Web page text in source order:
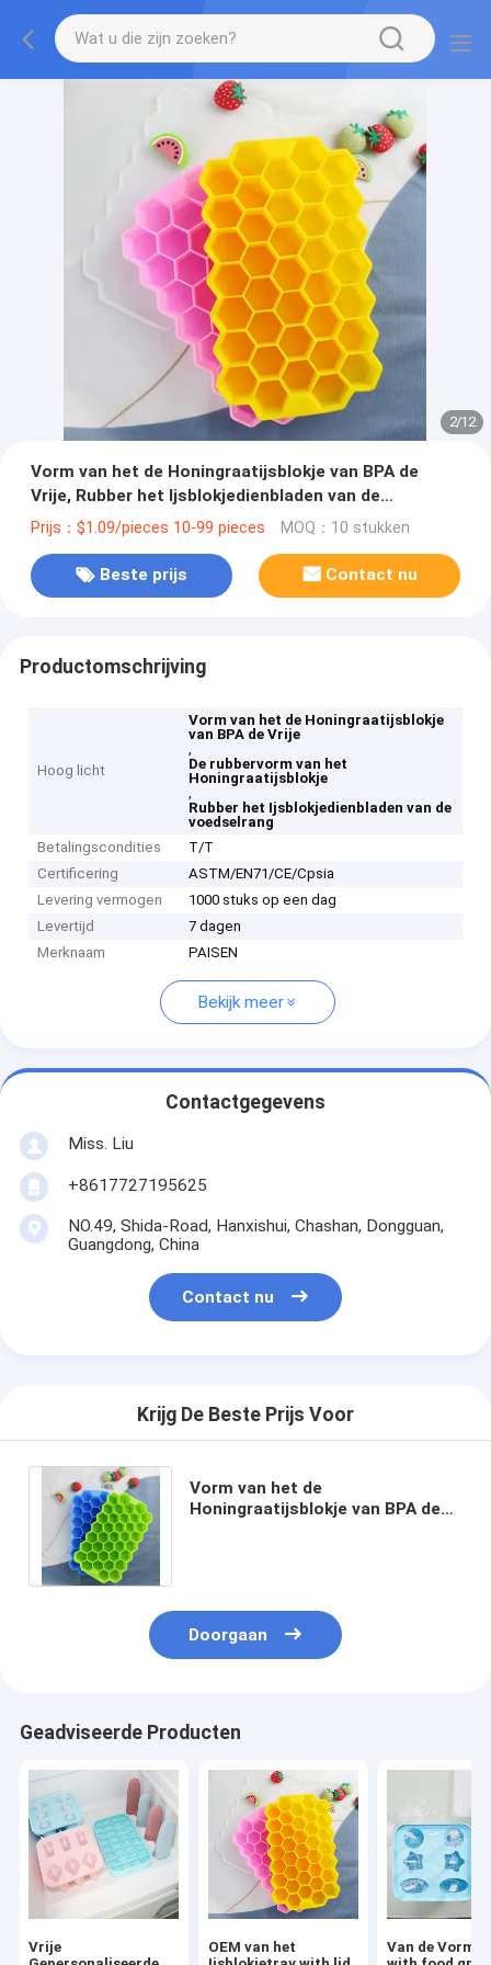
2/12
Vorm van het de Honingraatijsblokje van BPA de
Vrije, Rubber het Ijsblokjedienbladen van de
Voedselrang
Prijs：$1.09/pieces 10-99 pieces MOQ：10 stukken
Beste prijs Contact nu
Productomschrijving
Hoog licht
Vorm van het de Honingraatijsblokje
van BPA de Vrije
,
De rubbervorm van het
Honingraatijsblokje
,
Rubber het Ijsblokjedienbladen van de
voedselrang
Betalingscondities
T/T
Certificering
ASTM/EN71/CE/Cpsia
Levering vermogen
1000 stuks op een dag
Levertijd
7 dagen
Merknaam
PAISEN
Bekijk meer
Contactgegevens
Miss. Liu
+8617727195625
NO.49, Shida-Road, Hanxishui, Chashan, Dongguan,
Guangdong, China
Contact nu
Krijg De Beste Prijs Voor
Vorm van het de
Honingraatijsblokje van BPA de
Doorgaan
Geadviseerde Producten
Vrije
OEM van het
Van de